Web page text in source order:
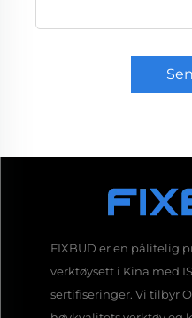
FIXBUD er en pålitelig
verktøysett i Kina med
sertifiseringer. Vi tilbyr